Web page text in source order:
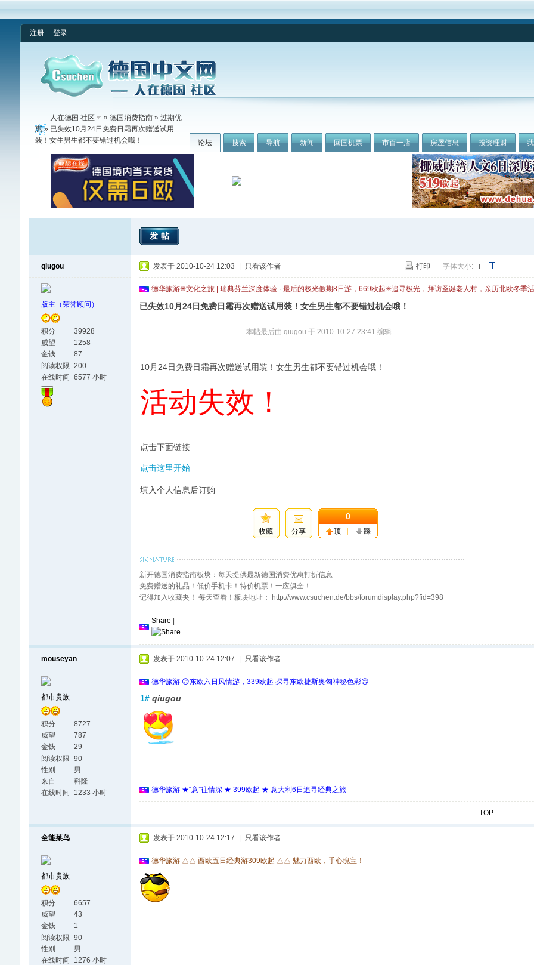
注册 登录
论坛 搜索 导航 新闻 回国机票 市百一店 房屋信息 投资理财
人在德国 社区 » 德国消费指南» 过期优
惠» 已失效10月24日免费日霜再次赠送试用
装！女生男生都不要错过机会哦！
发帖
qiugou
版主（荣誉顾问）
积分
39928
威望
1258
金钱
87
阅读权限 200
在线时间 6577 小时
打印 字体大小:
发表于 2010-10-24 12:03 只看该作者
德华旅游✳文化之旅 | 瑞典芬兰深度体验 · 最后的极光假期8日游，669欧起✳追寻极光，拜访圣诞老人村，亲历北欧冬季
已失效10月24日免费日霜再次赠送试用装！女生男生都不要错过机会哦！
本帖最后由 qiugou 于 2010-10-27 23:41 编辑
10月24日免费日霜再次赠送试用装！女生男生都不要错过机会哦！
活动失效！
点击下面链接
点击这里开始
填入个人信息后订购
收藏 分享
0
顶 踩
新开德国消费指南板块：每天提供最新德国消费优惠打折信息
免费赠送的礼品！低价手机卡！特价机票！一应俱全！
记得加入收藏夹！ 每天查看！板块地址： http://www.csuchen.de/bbs/forumdisplay.php?fid=398
Share
mouseyan
都市贵族
积分
8727
威望
787
金钱
29
阅读权限 90
性别
男
来自
科隆
在线时间
1233 小时
发表于 2010-10-24 12:07 只看该作者
德华旅游 😊东欧六日风情游，339欧起 探寻东欧捷斯奥匈神秘色彩😊
1# qiugou
德华旅游 ★“意”往情深 ★ 399欧起 ★ 意大利6日追寻经典之旅
TOP
全能菜鸟
都市贵族
积分
6657
威望
43
金钱
1
阅读权限 90
性别
男
在线时间
1276 小时
发表于 2010-10-24 12:17 只看该作者
德华旅游 △△ 西欧五日经典游309欧起 △△ 魅力西欧，手心瑰宝！